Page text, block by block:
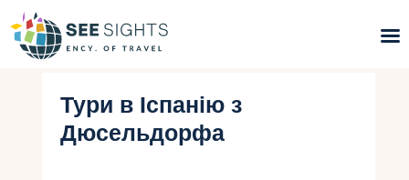
Пошук турів
Гарячі тури
Тури в Іспанію з
Дюсельдорфа